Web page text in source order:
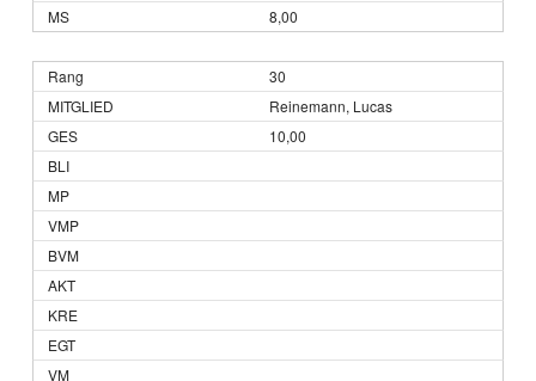
8,00
30
Reinemann, Lucas
10,00